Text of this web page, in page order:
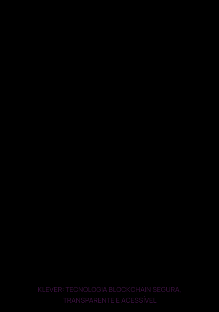
KLEVER: TECNOLOGIA BLOCKCHAIN SEGURA,
TRANSPARENTE E ACESSÍVEL